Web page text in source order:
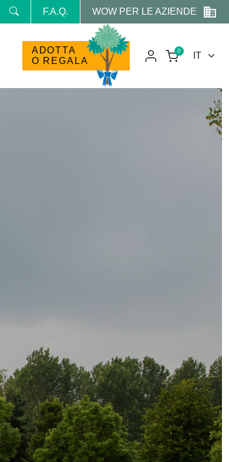
E RICEVI NEWS E PROMO RISERVATE
F.A.Q. WOW PER LE AZIENDE
ADOTTA
O REGALA
0